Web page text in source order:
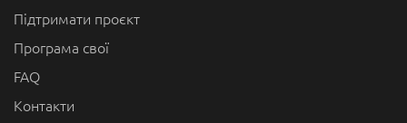
Підтримати проєкт
Програма свої
FAQ
Контакти